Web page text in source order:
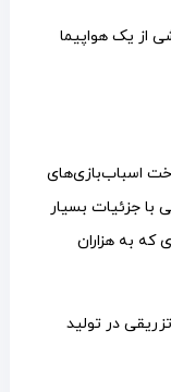
از یک هواپیما
اسباب‌بازی‌های
با جزئیات بسیار
که به هزاران
در تولید